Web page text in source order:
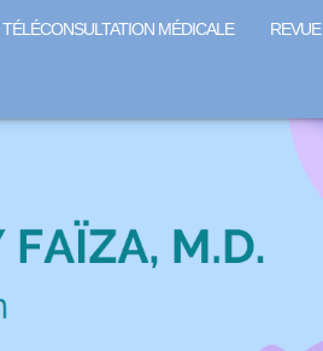
TÉLÉCONSULTATION MÉDICALE